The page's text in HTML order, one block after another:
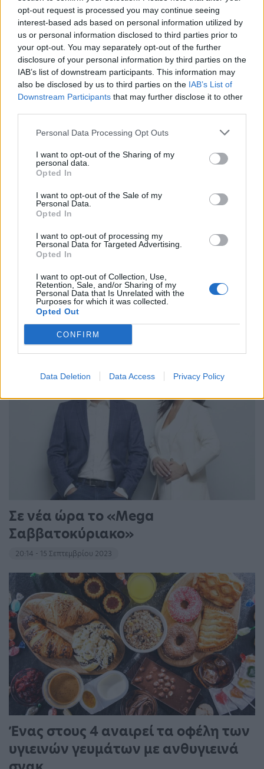
opt-out request is processed you may continue seeing
interest-based ads based on personal information utilized by
us or personal information disclosed to third parties prior to
your opt-out. You may separately opt-out of the further
disclosure of your personal information by third parties on the
IAB’s list of downstream participants. This information may
also be disclosed by us to third parties on the IAB’s List of
Downstream Participants that may further disclose it to other
Personal Data Processing Opt Outs
I want to opt-out of the Sharing of my
personal data.
Opted In
I want to opt-out of the Sale of my
Personal Data.
Opted In
I want to opt-out of processing my
Personal Data for Targeted Advertising.
Opted In
I want to opt-out of Collection, Use,
Retention, Sale, and/or Sharing of my
Personal Data that Is Unrelated with the
Purposes for which it was collected.
Opted Out
CONFIRM
Data Deletion Data Access Privacy Policy
11:29 - 22 Οκτωβρίου 2021
Ποιες Κυριακές θα είναι ανοιχτά τα μαγαζιά - Black
Friday 2021: Πότε πέφτει φέτος και τι πρέπει να
γνωρίζουν οι καταναλωτές
Black Friday: Πότε «πέφτει» φέτος – Οι 5
«παγίδες» που πρέπει να αποφύγουν οι
01:22 - 20 Οκτωβρίου 2021
Η Black Friday έχει ήδη καθιερωθεί και στην Ελλάδα,
να προσέξουν οι καταναλωτές
Τελευταίες Δημοσιεύσεις
Σε νέα ώρα το «Mega
Σαββατοκύριακο»
20:14 - 15 Σεπτεμβρίου 2023
Ένας στους 4 αναιρεί τα οφέλη των
υγιεινών γευμάτων με ανθυγιεινά